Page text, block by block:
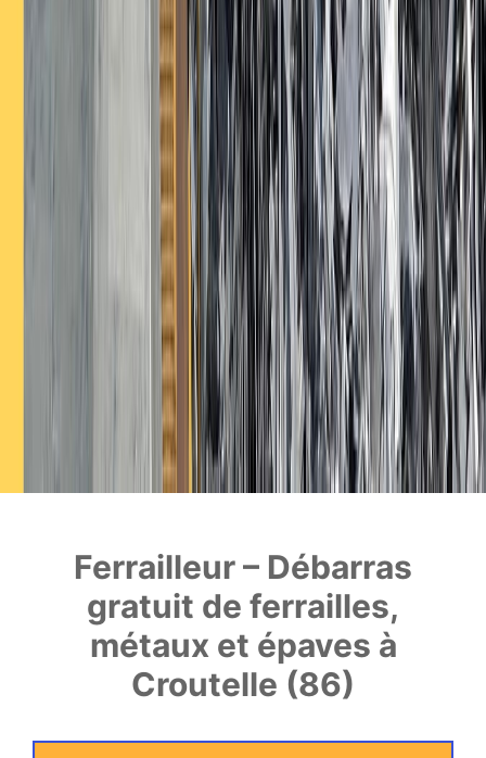
Ferrailleur – Débarras
gratuit de ferrailles,
métaux et épaves à
Croutelle (86)